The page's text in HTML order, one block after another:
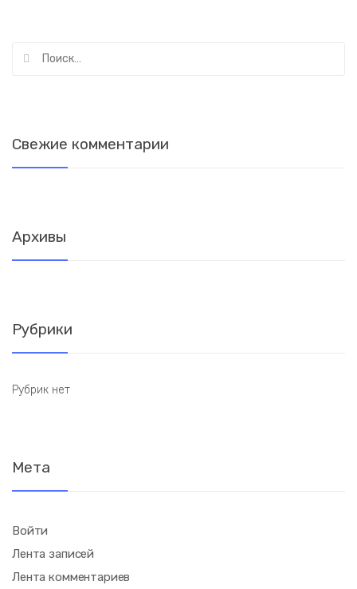
Свежие комментарии
Архивы
Рубрики
Рубрик нет
Мета
Войти
Лента записей
Лента комментариев